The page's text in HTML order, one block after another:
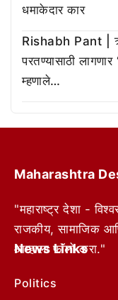
धमाकेदार कार
Rishabh Pant |
परतण्यासाठी
म्हणाले…
Maharashtra
"महाराष्ट्र देशा -
राजकीय, सामाजिक
आम्हाला फॉलो करा."
News Links
Politics